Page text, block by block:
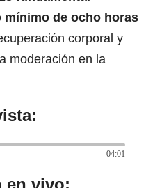
mínimo de ocho horas
corporal y
moderación en la
04:01
en vivo: